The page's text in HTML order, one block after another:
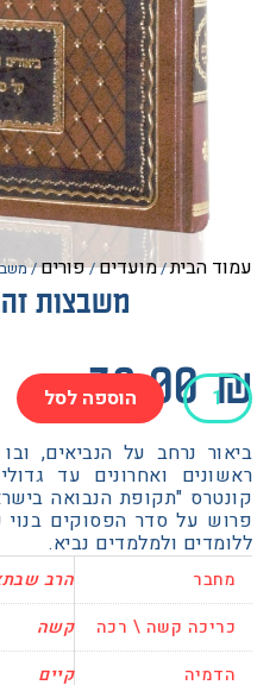
/מועדים/פורים/ משבצות זהב
משבצות זהב –
הוספה לסל
נרחב על הנביאים, ובו דברי
ואחרונים עד גדולי
"תקופת הנבואה בישראל"
על סדר הפסוקים בנוי על
ולמלמדים נביא.
הרב שבתאי וויס
קשה \ רכה
קשה